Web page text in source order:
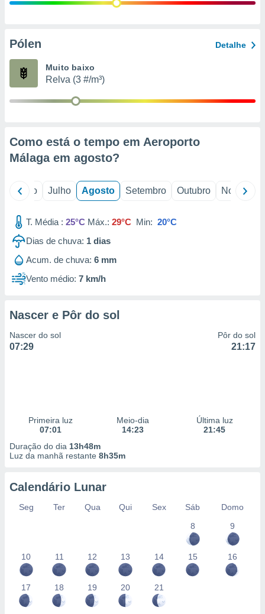
e
de
Pólen Detalhe
Muito baixo
Relva (3 #/m³)
Como está o tempo em Aeroporto
Málaga em agosto?
Junho Julho Agosto Setembro Outubro Novembro
T. Média : 25°C Máx.: 29°C Min: 20°C
Dias de chuva: 1 dias
Acum. de chuva: 6 mm
Vento médio: 7 km/h
Nascer e Pôr do sol
Nascer do sol
07:29
Pôr do sol
21:17
Primeira luz
07:01
Meio-dia
14:23
Última luz
21:45
Duração do dia 13h48m
Luz da manhã restante 8h35m
Calendário Lunar
Seg Ter Qua Qui Sex Sáb
Domo
8
9
10 11 12 13 14 15 16
17 18 19 20 21